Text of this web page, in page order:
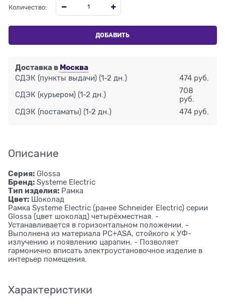
Количество:
ДОБАВИТЬ
Доставка в Москва
СДЭК (пункты выдачи) (1-2 дн.) 474 руб.
СДЭК (курьером) (1-2 дн.)
708
руб.
СДЭК (постаматы) (1-2 дн.) 474 руб.
Описание
Серия: Glossa
Бренд: Systeme Electric
Тип изделия: Рамка
Цвет: Шоколад
Рамка Systeme Electric (ранее Schneider Electric) серии
Glossa (цвет шоколад) четырёхместная. -
Устанавливается в горизонтальном положении. -
Выполнена из материала PС+ASA, стойкого к УФ-
излучению и появлению царапин. - Позволяет
гармонично вписать электроустановочное изделие в
интерьер помещения.
Характеристики